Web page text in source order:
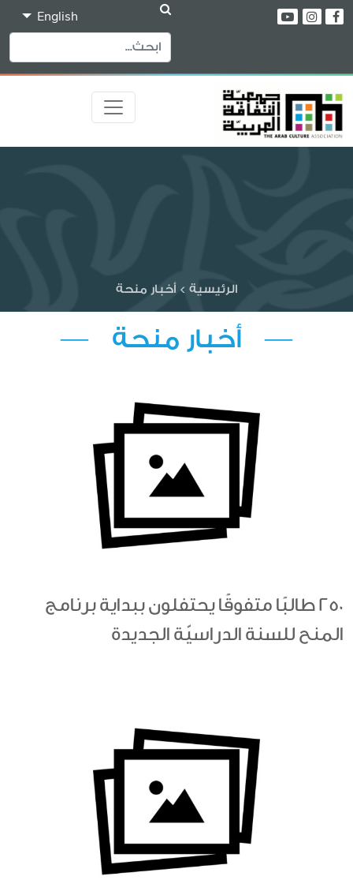
English
الرئيسية > أخبار منحة
— أخبار منحة —
250 طالبًا متفوقًا يحتفلون ببداية برنامج
المنح للسنة الدراسيّة الجديدة